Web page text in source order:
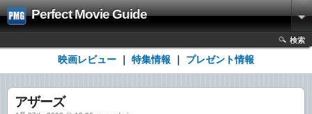
Perfect Movie Guide
検索
映画レビュー 特集情報 プレゼント情報
アザーズ